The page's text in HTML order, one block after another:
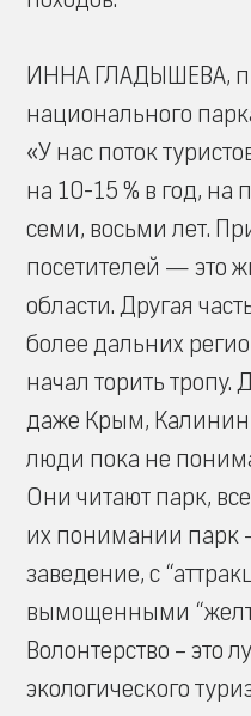
ИННА ГЛАДЫШЕВА,
национального
«У нас поток
на 10-15 % в год, на
семи, восьми лет.
посетителей — это
области. Другая
более дальних
начал торить тропу.
даже Крым,
люди пока не
Они читают парк,
их понимании парк
заведение, с
вымощенными
Волонтерство – это
экологического